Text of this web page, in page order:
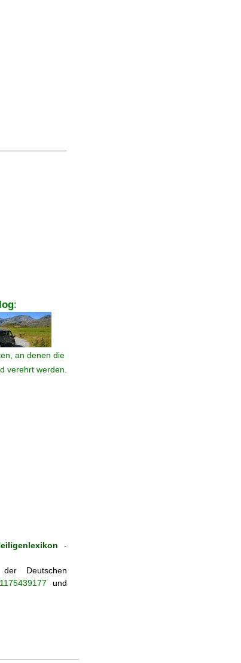
:
an denen die
verehrt werden.
-
Deutschen
und